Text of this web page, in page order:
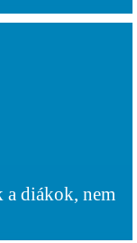
diákok, nem